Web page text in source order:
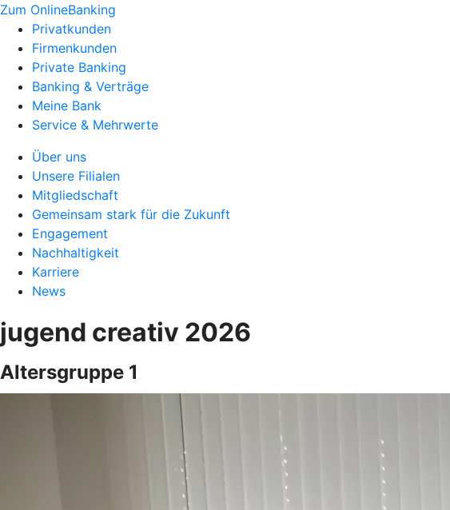
Zum OnlineBanking
Privatkunden
Firmenkunden
Private Banking
Banking & Verträge
Meine Bank
Service & Mehrwerte
Über uns
Unsere Filialen
Mitgliedschaft
Gemeinsam stark für die Zukunft
Engagement
Nachhaltigkeit
Karriere
News
jugend creativ 2026
Altersgruppe 1